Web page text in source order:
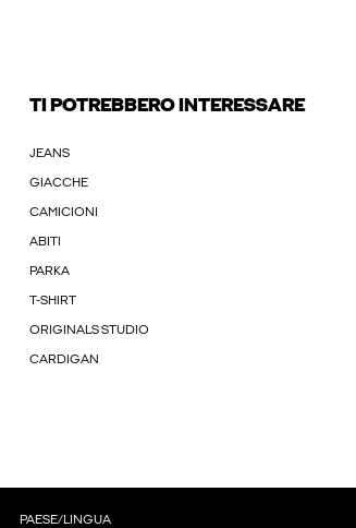
TI POTREBBERO INTERESSARE
JEANS
GIACCHE
CAMICIONI
ABITI
PARKA
T-SHIRT
ORIGINALS STUDIO
CARDIGAN
PAESE/LINGUA